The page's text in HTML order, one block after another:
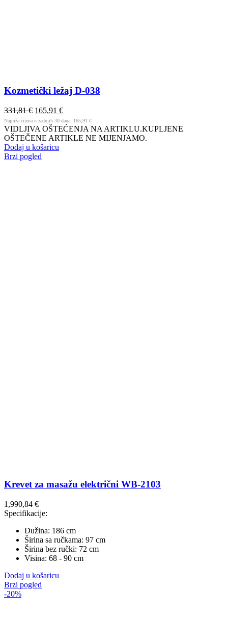
Kozmetički ležaj D-038
331,81€ 165,91 €
Najniža cijena u zadnjih 30 dana: 165,91 €
VIDLJIVA OŠTEĆENJA NA ARTIKLU.KUPLJENE
OŠTEČENE ARTIKLE NE MIJENJAMO.
Dodaj u košaricu
Brzi pogled
Krevet za masažu električni WB-2103
1,990,84 €
Specifikacije:
Dužina: 186 cm
Širina sa ručkama: 97 cm
Širina bez ručki: 72 cm
Visina: 68 - 90 cm
Dodaj u košaricu
Brzi pogled
-20%